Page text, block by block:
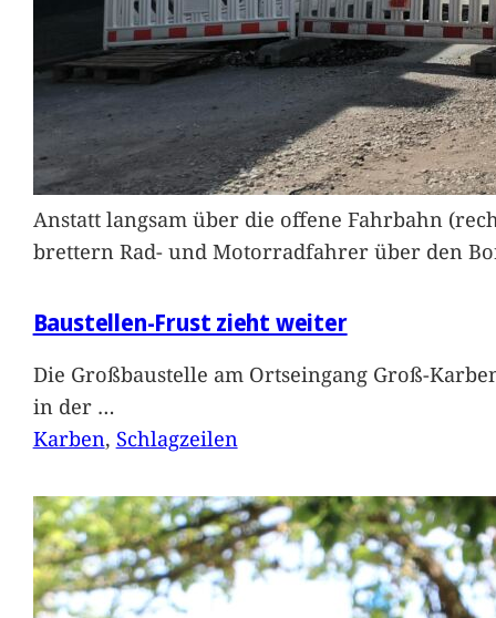
Anstatt langsam über die offene Fahrbahn
brettern Rad- und Motorradfahrer über den
Baustellen-Frust zieht weiter
Die Großbaustelle am Ortseingang Groß-
in der …
Karben, Schlagzeilen